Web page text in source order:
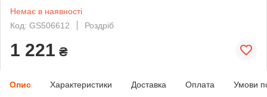
Немає в наявності
Код: GS506612
Роздріб
1 221 ₴
Опис Характеристики Доставка Оплата Умови